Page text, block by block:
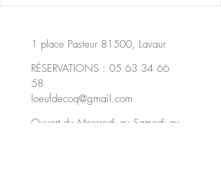
1 place Pasteur 81500, Lavaur
RÉSERVATIONS : 05 63 34 66
58
loeufdecoq@gmail.com
Ouvert du Mercredi au Samedi au